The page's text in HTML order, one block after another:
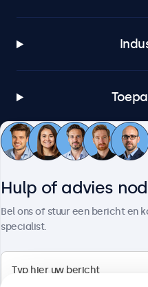
Hulp of advies
Bel ons of stuur een bericht en
specialist.